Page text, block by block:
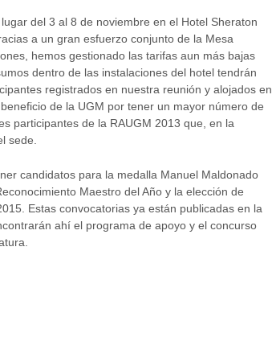
del 3 al 8 de noviembre en el Hotel Sheraton
a un gran esfuerzo conjunto de la Mesa
hemos gestionado las tarifas aun más bajas
dentro de las instalaciones del hotel tendrán
registrados en nuestra reunión y alojados en
de la UGM por tener un mayor número de
participantes de la RAUGM 2013 que, en la
sede.
candidatos para la medalla Manuel Maldonado
Maestro del Año y la elección de
Estas convocatorias ya están publicadas en la
ahí el programa de apoyo y el concurso